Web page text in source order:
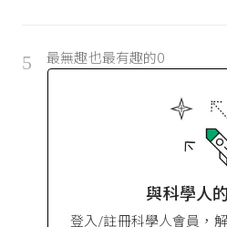
5 最無趣也最有趣的0
與科學人
登入/註冊科學人會員，